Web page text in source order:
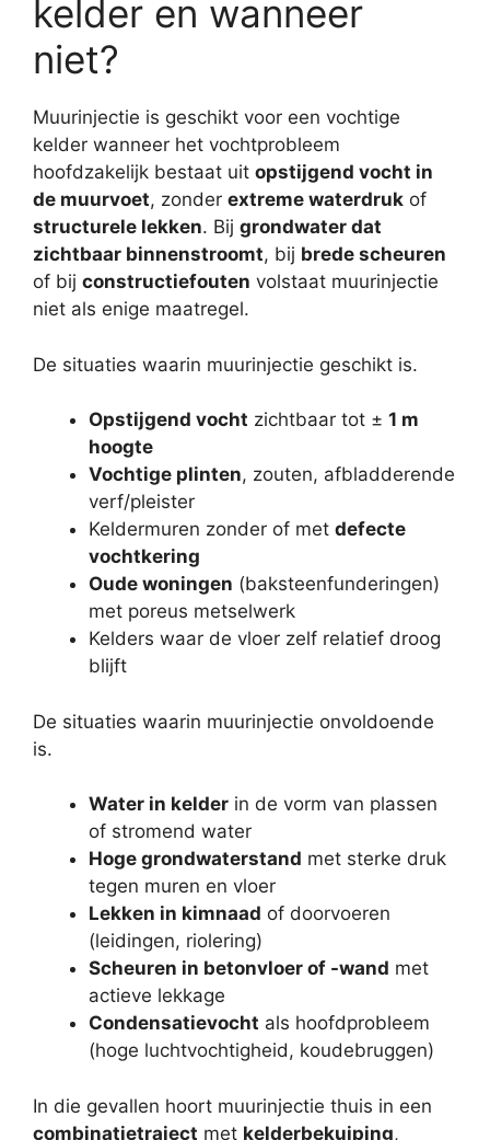
kelder en wanneer
niet?
Muurinjectie is geschikt voor een vochtige
kelder wanneer het vochtprobleem
hoofdzakelijk bestaat uit opstijgend vocht in
de muurvoet, zonder extreme waterdruk of
structurele lekken. Bij grondwater dat
zichtbaar binnenstroomt, bij brede scheuren
of bij constructiefouten volstaat muurinjectie
niet als enige maatregel.
De situaties waarin muurinjectie geschikt is.
Opstijgend vocht zichtbaar tot ± 1 m
hoogte
Vochtige plinten, zouten, afbladderende
verf/pleister
Keldermuren zonder of met defecte
vochtkering
Oude woningen (baksteenfunderingen)
met poreus metselwerk
Kelders waar de vloer zelf relatief droog
blijft
De situaties waarin muurinjectie onvoldoende
is.
Water in kelder in de vorm van plassen
of stromend water
Hoge grondwaterstand met sterke druk
tegen muren en vloer
Lekken in kimnaad of doorvoeren
(leidingen, riolering)
Scheuren in betonvloer of -wand met
actieve lekkage
Condensatievocht als hoofdprobleem
(hoge luchtvochtigheid, koudebruggen)
In die gevallen hoort muurinjectie thuis in een
combinatietraject met kelderbekuiping,